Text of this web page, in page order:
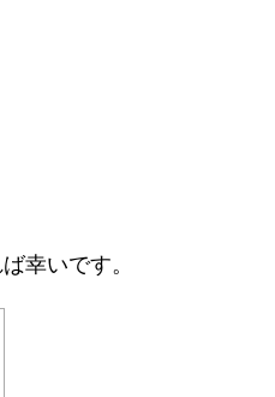
幸いです。